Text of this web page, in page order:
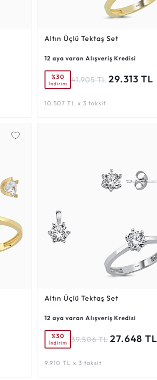
Altın Üçlü Tektaş Set
12 aya varan Alışveriş Kredisi
%30
İndirim 41.905 TL 29.313 TL
10.507 TL x 3 taksit
Altın Üçlü Tektaş Set
12 aya varan Alışveriş Kredisi
%30
İndirim 39.506 TL 27.648 TL
9.910 TL x 3 taksit